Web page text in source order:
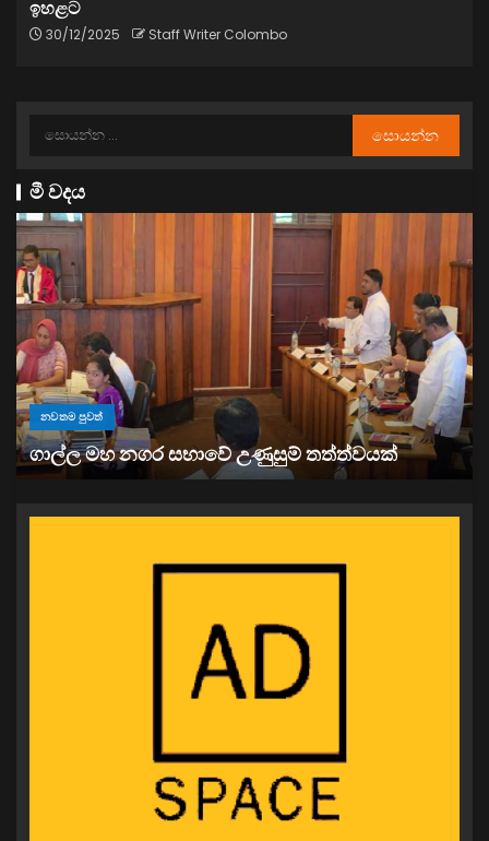
ඉහළට
30/12/2025 Staff Writer Colombo
මී වදය
නවතම පුවත්
“ඉවත් වෙනු” තිබුණත්, මෙරට අයිස් මත්ද්‍රව්‍ය භාවිතය
ඉහළට